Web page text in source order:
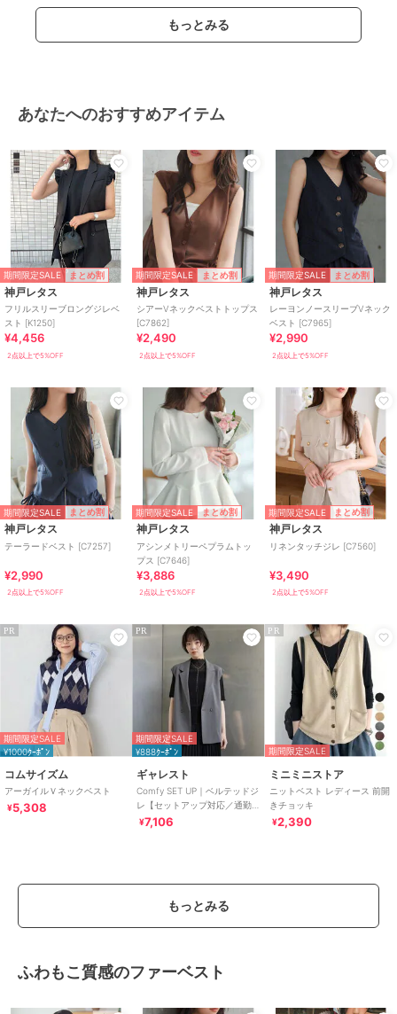
もっとみる
あなたへのおすすめアイテム
期間限定SALE まとめ割
神戸レタス
フリルスリーブロングジレベ
スト [K1250]
¥4,456
2点以上で5%OFF
期間限定SALE まとめ割
神戸レタス
シアーVネックベストトップス
[C7862]
¥2,490
2点以上で5%OFF
期間限定SALE まとめ割
神戸レタス
レーヨンノースリーブVネック
ベスト [C7965]
¥2,990
2点以上で5%OFF
期間限定SALE まとめ割
神戸レタス
テーラードベスト [C7257]
¥2,990
2点以上で5%OFF
期間限定SALE まとめ割
神戸レタス
アシンメトリーペプラムトッ
プス [C7646]
¥3,886
2点以上で5%OFF
期間限定SALE まとめ割
神戸レタス
リネンタッチジレ [C7560]
¥3,490
2点以上で5%OFF
PR
期間限定SALE
¥1000ｸｰﾎﾟﾝ
コムサイズム
アーガイルＶネックベスト
¥5,308
PR
期間限定SALE
¥888ｸｰﾎﾟﾝ
ギャレスト
Comfy SET UP｜ベルテッドジ
レ【セットアップ対応／通勤
／カセット服／接触冷感／UV
¥7,106
PR
期間限定SALE
ミニミニストア
ニットベスト レディース 前開
きチョッキ
¥2,390
もっとみる
ふわもこ質感のファーベスト